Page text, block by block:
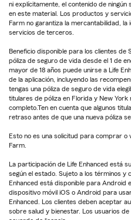
ni explícitamente, el contenido de
en este material. Los productos y
Farm no garantiza la mercantabilidad,
servicios de terceros.
Beneficio disponible para los clientes
póliza de seguro de vida desde el 1 de
mayor de 18 años puede unirse a Life
de la aplicación, incluyendo las
tengas una póliza de seguro de vida
titulares de póliza en Florida y New
completo.Ten en cuenta que algunos
retraso antes de que una nueva póliza
Esto no es una solicitud para comprar
Farm.
La participación de Life Enhanced está
según el estado. Sujeto a los términos y
Enhanced está disponible para Android
dispositivo móvil iOS o Android para
Enhanced. Los clientes deben aceptar
sobre salud y bienestar. Los usuarios